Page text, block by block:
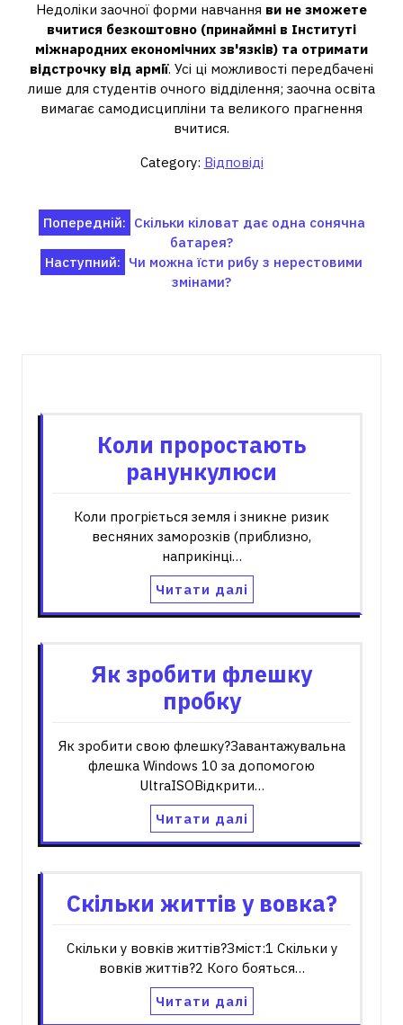
Недоліки заочної форми навчання ви не зможете
вчитися безкоштовно (принаймні в Інституті
міжнародних економічних зв'язків) та отримати
відстрочку від армії. Усі ці можливості передбачені
лише для студентів очного відділення; заочна освіта
вимагає самодисципліни та великого прагнення
вчитися.
Category: Відповіді
Навігація
записів
Попередній: Скільки кіловат дає одна сонячна
батарея?
Наступний: Чи можна їсти рибу з нерестовими
змінами?
Коли проростають
ранункулюси
Коли прогріється земля і зникне ризик
весняних заморозків (приблизно,
наприкінці…
Читати далі
Як зробити флешку
пробку
Як зробити свою флешку?Завантажувальна
флешка Windows 10 за допомогою
UltraISOВідкрити…
Читати далі
Скільки життів у вовка?
Скільки у вовків життів?Зміст:1 Скільки у
вовків життів?2 Кого бояться…
Читати далі